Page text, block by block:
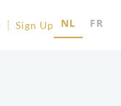
Sign Up NL FR